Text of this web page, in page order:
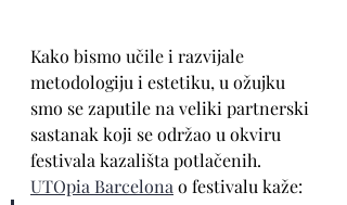
Kako bismo učile i razvijale
metodologiju i estetiku, u ožujku
smo se zaputile na veliki partnerski
sastanak koji se održao u okviru
festivala kazališta potlačenih.
UTOpia Barcelona o festivalu kaže: